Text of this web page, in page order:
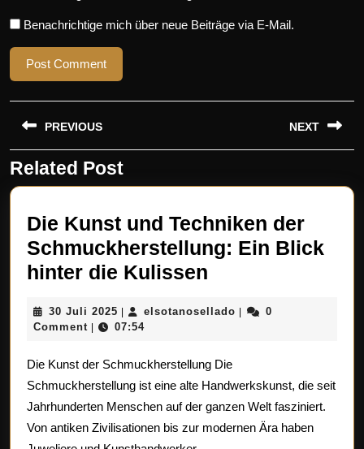
Benachrichtige mich über neue Beiträge via E-Mail.
Beitragsnavigation
PREVIOUS
Previous
post:
NEXT
post:
Related Post
Die Kunst und Techniken der
Schmuckherstellung: Ein Blick
hinter die Kulissen
und
der
Ein
30 Juli 2025 30
Juli
| elsotanosellado elsotanosellado
|
0
Comment | 07:54
Die Kunst der Schmuckherstellung Die
Schmuckherstellung ist eine alte Handwerkskunst, die seit
Jahrhunderten Menschen auf der ganzen Welt fasziniert.
Von antiken Zivilisationen bis zur modernen Ära haben